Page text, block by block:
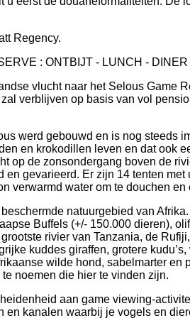
Regency.
: ONTBIJT - LUNCH - DINER
vlucht naar het Selous
verblijven op basis van vol
werd gebouwd en is nog steeds
en krokodillen leven en dat ook
op de zonsondergang boven de
gevarieerd. Er zijn 14 tenten
verwarmd water om te douchen en
natuurgebied van
Buffels (+/- 150.000 dieren),
rivier van Tanzania, de
kuddes giraffen, grotere
wilde hond, sabelmarter
noemen die hier te vinden zijn.
aan game viewing-
en kanalen waarbij je vogels en